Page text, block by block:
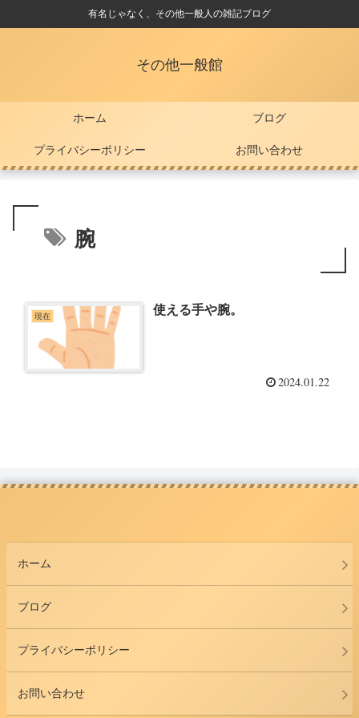
有名じゃなく、その他一般人の雑記ブログ
その他一般館
ホーム ブログ
プライバシーポリシー お問い合わせ
腕
現在 使える手や腕。
2024.01.22
ホーム
ブログ
プライバシーポリシー
お問い合わせ